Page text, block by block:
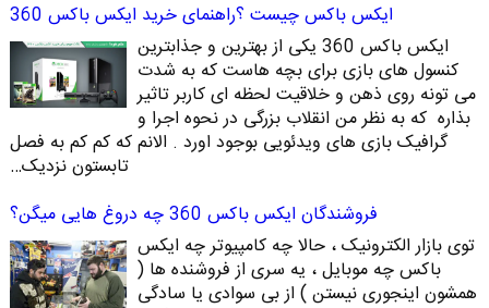
ایکس باکس چیست ؟راهنمای خرید ایکس باکس 360
ایکس باکس 360 یکی از بهترین و جذابترین
کنسول های بازی برای بچه هاست که به شدت
می تونه روی ذهن و خلاقیت لحظه ای کاربر تاثیر
بذاره که به نظر من انقلاب بزرگی در نحوه اجرا و
گرافیک بازی های ویدئویی بوجود اورد . الانم که کم کم به فصل
تابستون نزدیک…
فروشندگان ایکس باکس 360 چه دروغ هایی میگن؟
توی بازار الکترونیک ، حالا چه کامپیوتر چه ایکس
باکس چه موبایل ، یه سری از فروشنده ها (
همشون اینجوری نیستن ) از بی سوادی یا سادگی